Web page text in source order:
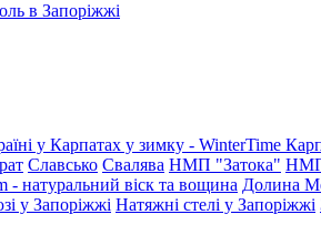
в Запоріжжі
у Карпатах у зимку - WinterTime
Славсько Свалява НМП "Затока" НМП
- натуральний віск та вощина Долина
у Запоріжжі Натяжні стелі у Запоріжжі